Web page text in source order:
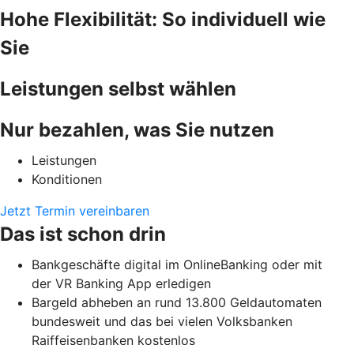
Hohe Flexibilität: So individuell wie
Sie
Leistungen selbst wählen
Nur bezahlen, was Sie nutzen
Leistungen
Konditionen
Jetzt Termin vereinbaren
Das ist schon drin
Bankgeschäfte digital im OnlineBanking oder mit
der VR Banking App erledigen
Bargeld abheben an rund 13.800 Geldautomaten
bundesweit und das bei vielen Volksbanken
Raiffeisenbanken kostenlos